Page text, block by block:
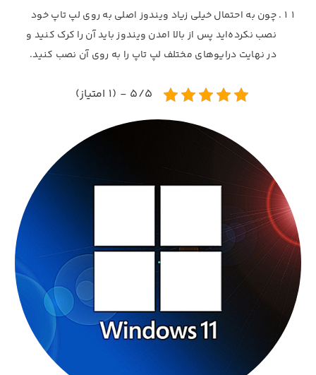
چون به احتمال خیلی زیاد ویندوز اصلی به روی لپ تاپ خود
نصب نکرده‌اید پس از بالا امدن ویندوز باید آن را کرک کنید و
در نهایت درایوهای مختلف لپ تاپ را به روی آن نصب کنید.
5/5 - (1 امتیاز)